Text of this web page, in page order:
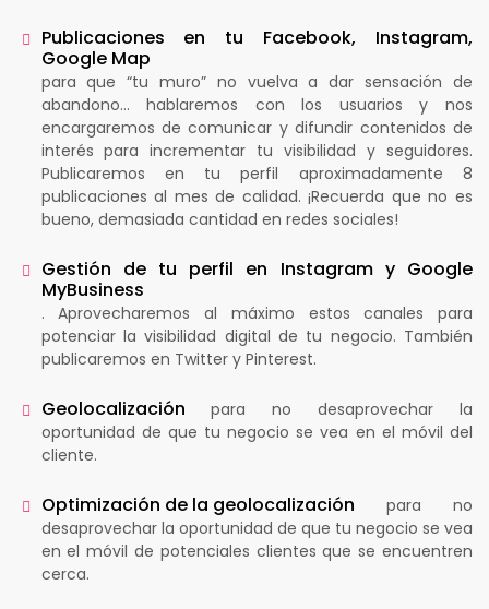
Publicaciones en tu Facebook, Instagram,
Google Map
para que “tu muro” no vuelva a dar sensación de
abandono… hablaremos con los usuarios y nos
encargaremos de comunicar y difundir contenidos de
interés para incrementar tu visibilidad y seguidores.
Publicaremos en tu perfil aproximadamente 8
publicaciones al mes de calidad. ¡Recuerda que no es
bueno, demasiada cantidad en redes sociales!
Gestión de tu perfil en Instagram y Google
MyBusiness
. Aprovecharemos al máximo estos canales para
potenciar la visibilidad digital de tu negocio. También
publicaremos en Twitter y Pinterest.
Geolocalización para no desaprovechar la
oportunidad de que tu negocio se vea en el móvil del
cliente.
Optimización de la geolocalización para no
desaprovechar la oportunidad de que tu negocio se vea
en el móvil de potenciales clientes que se encuentren
cerca.